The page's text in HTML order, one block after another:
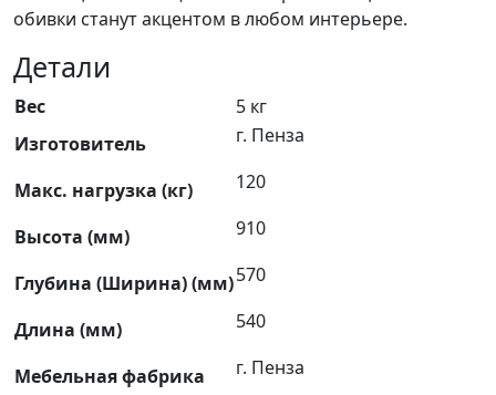
обивки станут акцентом в любом интерьере.
Детали
Вес
5 кг
Изготовитель
г. Пенза
Макс. нагрузка (кг) 120
Высота (мм) 910
Глубина (Ширина) (мм)570
Длина (мм) 540
Мебельная фабрика г. Пенза